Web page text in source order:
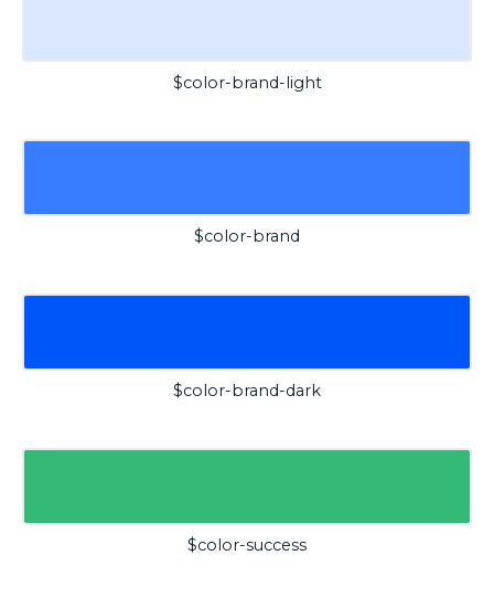
$color-brand-light
$color-brand
$color-brand-dark
$color-success